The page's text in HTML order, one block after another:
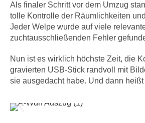
Als finaler Schritt vor dem Umzug
tolle Kontrolle der Räumlichkeiten
Jeder Welpe wurde auf viele
zuchtausschließenden Fehler
Nun ist es wirklich höchste Zeit, die
gravierten USB-Stick randvoll mit
sie ausgedacht habe. Und dann